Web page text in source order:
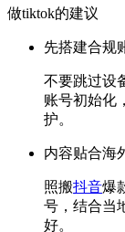
做tiktok的建议
先搭建合规
不要跳过设
账号初始化
护。
内容贴合海
照搬抖音爆
号，结合当
好。